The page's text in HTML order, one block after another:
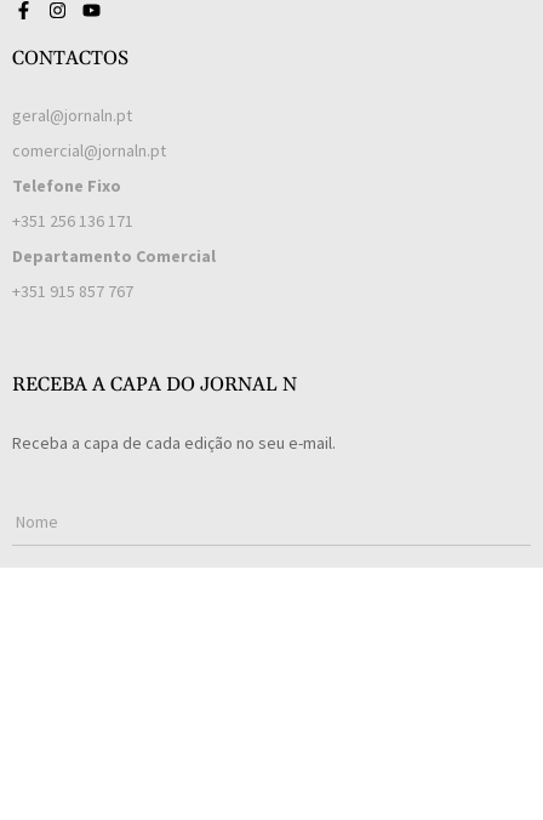
CONTACTOS
geral@jornaln.pt
comercial@jornaln.pt
Telefone Fixo
+351 256 136 171
Departamento Comercial
+351 915 857 767
RECEBA A CAPA DO JORNAL N
Receba a capa de cada edição no seu e-mail.